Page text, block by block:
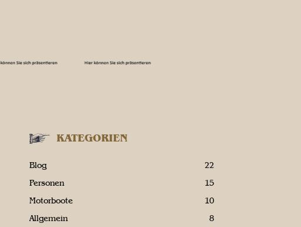
KATEGORIEN
Blog
22
Personen
15
Motorboote
10
Allgemein
8